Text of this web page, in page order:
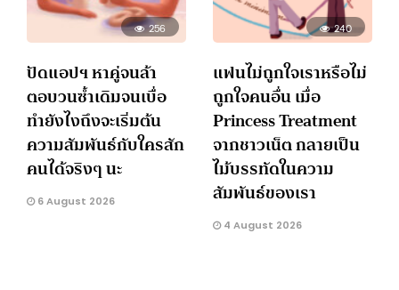
256
ปัดแอปฯ หาคู่จนล้า
ตอบวนซ้ำเดิมจนเบื่อ
ทำยังไงถึงจะเริ่มต้น
ความสัมพันธ์กับใครสัก
คนได้จริงๆ นะ
6 August 2026
240
แฟนไม่ถูกใจเราหรือไม่
ถูกใจคนอื่น เมื่อ
Princess Treatment
จากชาวเน็ต กลายเป็น
ไม้บรรทัดในความ
สัมพันธ์ของเรา
4 August 2026